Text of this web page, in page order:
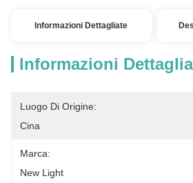
Informazioni Dettagliate
Informazioni
Luogo Di Origine:
Cina
Marca:
New Light